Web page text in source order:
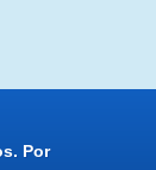
Por